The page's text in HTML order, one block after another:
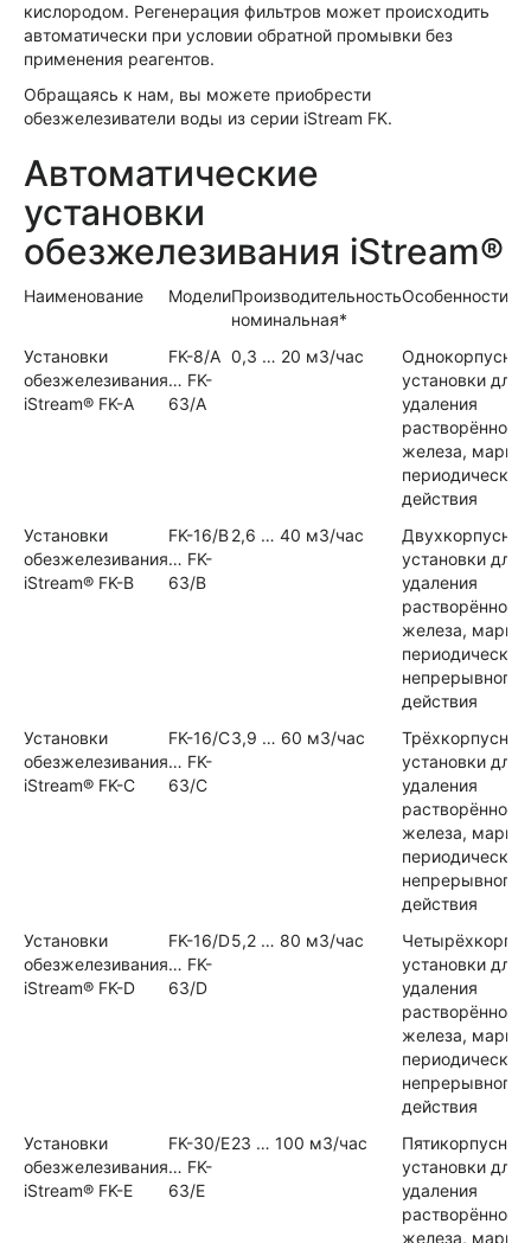
кислородом. Регенерация фильтров может происходить
автоматически при условии обратной промывки без
применения реагентов.
Обращаясь к нам, вы можете приобрести
обезжелезиватели воды из серии iStream FK.
Автоматические
установки
обезжелезивания iStream®
Наименование МоделиПроизводительность
номинальная*
Особенности
Установки
обезжелезивания
iStream® FK-A
FK-8/A
… FK-
63/A
0,3 … 20 м3/час
установки для
удаления
растворённого
железа,
действия
Установки
обезжелезивания
iStream® FK-B
FK-16/B
… FK-
63/B
2,6 … 40 м3/час
установки для
удаления
растворённого
железа,
непрерывного
действия
Установки
обезжелезивания
iStream® FK-С
FK-16/С
… FK-
63/С
3,9 … 60 м3/час
Трёхкорпусные
установки для
удаления
растворённого
железа,
непрерывного
действия
Установки
обезжелезивания
iStream® FK-D
FK-16/D
… FK-
63/D
5,2 … 80 м3/час
установки для
удаления
растворённого
железа,
непрерывного
действия
Установки
обезжелезивания
iStream® FK-E
FK-30/E
… FK-
63/E
23 … 100 м3/час
Пятикорпусные
установки для
удаления
растворённого
железа,